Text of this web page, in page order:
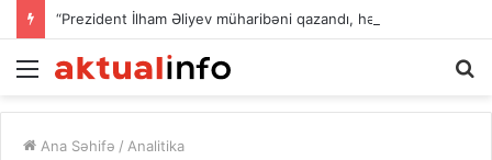
Menu
Ana Səhifə / Analitika